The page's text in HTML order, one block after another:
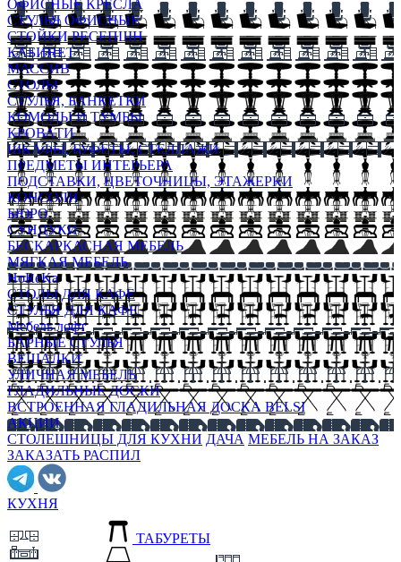
ОФИСНЫЕ КРЕСЛА
СТУЛЬЯ ОФИСНЫЕ
СТОЙКИ РЕСЕПШН
КАБИНЕТ
МАССИВ
СТОЛЫ
СТУЛЬЯ, БАНКЕТКИ
КОМОДЫ И ТУМБЫ
КРОВАТИ
ШКАФЫ, БУФЕТЫ, СТЕЛЛАЖИ
ПРЕДМЕТЫ ИНТЕРЬЕРА
ПОДСТАВКИ, ЦВЕТОЧНИЦЫ, ЭТАЖЕРКИ
КОНСОЛИ
БЮРО
СУНДУКИ
БЕСКАРКАСНАЯ МЕБЕЛЬ
МЯГКАЯ МЕБЕЛЬ
HoReKa
СТОЛЫ ДЛЯ КАФЕ
СТУЛЬЯ ДЛЯ КАФЕ
Мебель лофт
БАРНЫЕ СТУЛЬЯ
ВЕШАЛКИ
УЛИЧНАЯ МЕБЕЛЬ
ГЛАДИЛЬНЫЕ ДОСКИ
ВСТРОЕННАЯ ГЛАДИЛЬНАЯ ДОСКА BELSI
АКЦИИ
СТОЛЕШНИЦЫ ДЛЯ КУХНИ ДАЧА МЕБЕЛЬ НА ЗАКАЗ
ЗАКАЗАТЬ РАСПИЛ
КУХНЯ
ТАБУРЕТЫ